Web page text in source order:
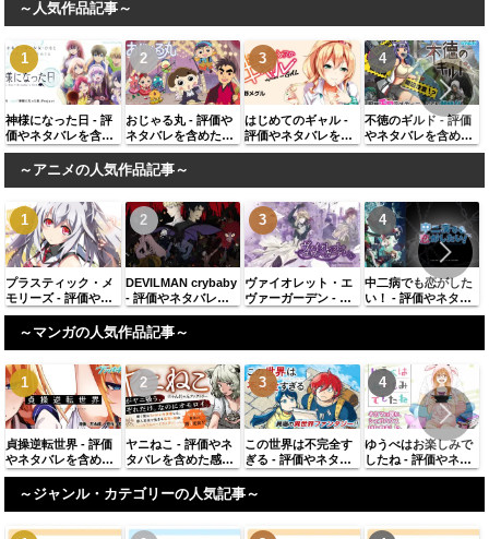
～人気作品記事～
神様になった日 - 評
価やネタバレを含め
た感想、似ている作
品に同じ著者の作品
おじゃる丸 - 評価や
ネタバレを含めた感
想、似ている作品に
同じ著者の作品を紹
はじめてのギャル -
評価やネタバレを含
めた感想、似ている
不徳のギルド - 評価
やネタバレを含めた
感想、似ている作品
～アニメの人気作品記事～
プラスティック・メ
モリーズ - 評価やネ
タバレを含めた感
想、似ている作品に
同じ著者の作品を紹
DEVILMAN crybaby
- 評価やネタバレを
含めた感想、似てい
る作品に同じ著者の
作品を紹介
ヴァイオレット・エ
ヴァーガーデン - 評
価やネタバレを含め
中二病でも恋がした
い！ - 評価やネタバ
レを含めた感想、似
～マンガの人気作品記事～
貞操逆転世界 - 評価
やネタバレを含めた
感想、似ている作品
に同じ著者の作品を
ヤニねこ - 評価やネ
タバレを含めた感
想、似ている作品に
同じ著者の作品を紹
この世界は不完全す
ぎる - 評価やネタバ
レを含めた感想、似
ている作品に同じ著
ゆうべはお楽しみで
したね - 評価やネタ
バレを含めた感想、
～ジャンル・カテゴリーの人気記事～